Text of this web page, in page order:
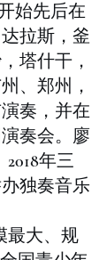
始先后在
拉斯，釜
塔什干，
、郑州，
奏，并在
奏会。廖
2018年三
独奏音乐
最大、规